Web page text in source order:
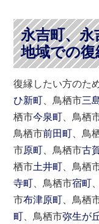
永吉町、
地域での
復縁したい方のた
ひ新町 、鳥栖市三
栖市今泉町 、鳥栖
鳥栖市前田町 、鳥
市原町 、鳥栖市古
栖市土井町 、鳥栖
寺町 、鳥栖市宿町
市布津原町 、鳥栖
町 、鳥栖市弥生が